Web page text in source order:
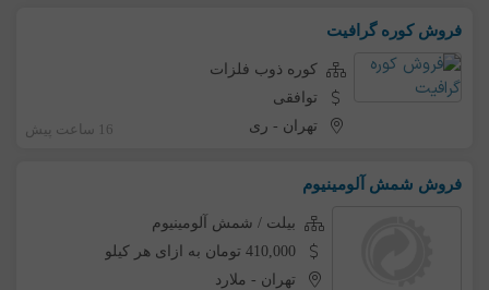
فروش کوره گرافیت
کوره ذوب فلزات
توافقی
تهران - ری 16 ساعت پیش
فروش شمش آلومینیوم
بیلت / شمش آلومینیوم
410,000 تومان به ازای هر کیلو
تهران - ملارد